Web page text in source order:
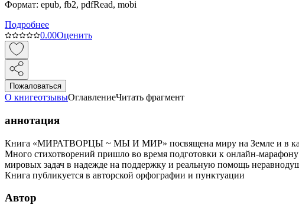
Формат: epub, fb2, pdfRead, mobi
Подробнее
0.00Оценить
Пожаловаться
О книгеотзывыОглавлениеЧитать фрагмент
аннотация
Книга «МИРАТВОРЦЫ ~ МЫ И МИР» посвящена миру на Земле и в
Много стихотворений пришло во время подготовки к онлайн-
мировых задач в надежде на поддержку и реальную помощь
Книга публикуется в авторской орфографии и пунктуации
Автор